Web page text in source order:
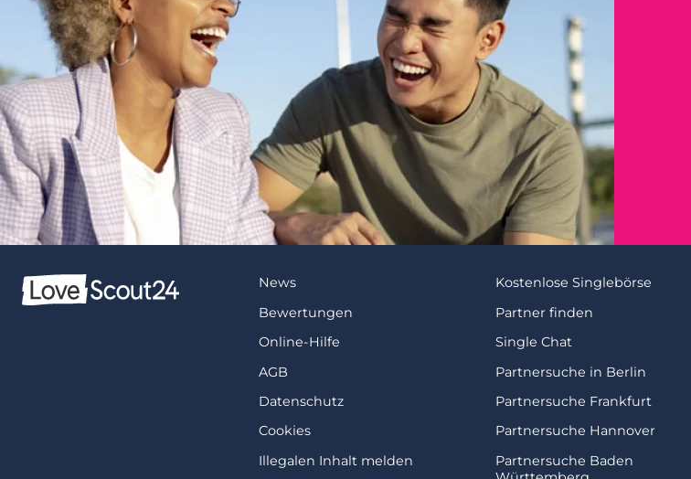
News
Bewertungen
Online-Hilfe
AGB
Datenschutz
Cookies
Illegalen Inhalt melden
Kostenlose Singlebörse
Partner finden
Single Chat
Partnersuche in Berlin
Partnersuche Frankfurt
Partnersuche Hannover
Partnersuche Baden